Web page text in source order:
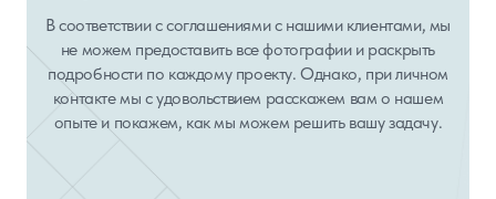
В соответствии с соглашениями с нашими клиентами, мы
не можем предоставить все фотографии и раскрыть
подробности по каждому проекту. Однако, при личном
контакте мы с удовольствием расскажем вам о нашем
опыте и покажем, как мы можем решить вашу задачу.